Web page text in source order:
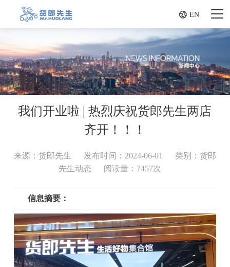
 EN
我们开业啦 | 热烈庆祝货郎先生两店
齐开！！！
来源：货郎先生 发布时间：2024-06-01
类别：货郎
先生动态
阅读量：7457次
信息摘要：